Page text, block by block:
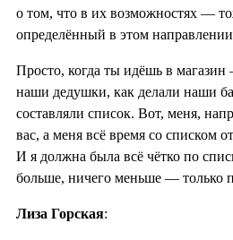
о том, что в их возможностях —
определённый в этом
Просто, когда ты идёшь в
наши дедушки, как делали наши
составляли список. Вот, меня,
вас, а меня всё время со списком
И я должна была всё чётко по
больше, ничего меньше — только
Лиза Горская: